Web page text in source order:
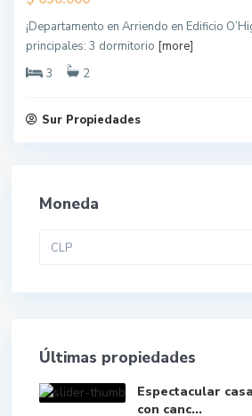
¡Departamento en Arriendo en Edificio
principales: 3 dormitorio [more]
3
2
Sur Propiedades
Moneda
CLP
Últimas propiedades
Espectacular
con canc...